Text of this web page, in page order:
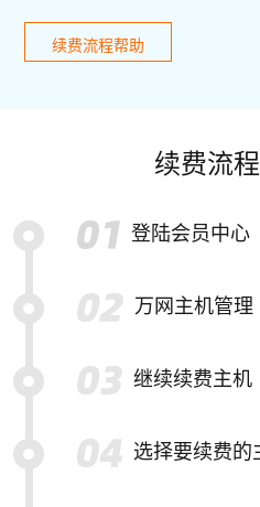
续费流程帮助
续费流程
登陆会员中心
万网主机管理
继续续费主机
选择要续费的